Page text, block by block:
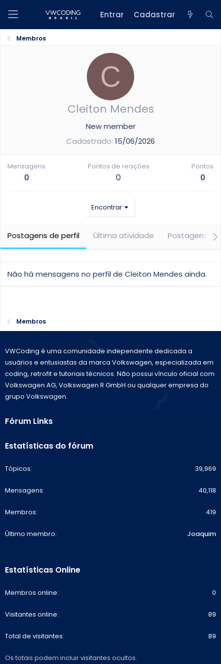
Entrar Cadastrar
Membros
C
Cleiton Mendes
New member
Cadastrado 15/06/2026
Mensagens
0
Pontos de reações
0
Pontos
0
Encontrar
Postagens de perfil Última atividade Postagens
Não há mensagens no perfil de Cleiton Mendes ainda.
Membros
VWCoding é uma comunidade independente dedicada a
usuários e entusiastas da marca Volkswagen, especializada em
coding, retrofit e tutoriais técnicos. Não possui vínculo oficial com
Volkswagen AG, Volkswagen R GmbH ou qualquer empresa do
grupo Volkswagen.
Fórum Links
Estatísticas do fórum
Tópicos 39,969
Mensagens 40,118
Membros 419
Último membro Joaquim
Estatísticas Online
Membros online 0
Visitantes online 89
Total de visitantes 89
Os totais podem incluir visitantes ocultos.